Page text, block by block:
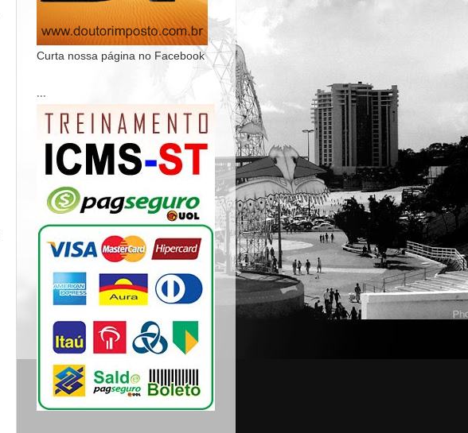
Curta nossa página no Facebook
...